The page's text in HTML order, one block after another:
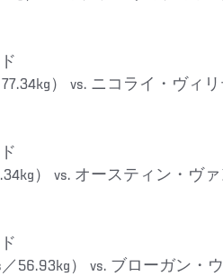
） vs. ニコライ・ヴィ
） vs. オースティン・ヴ
56.93kg） vs. ブローガン・